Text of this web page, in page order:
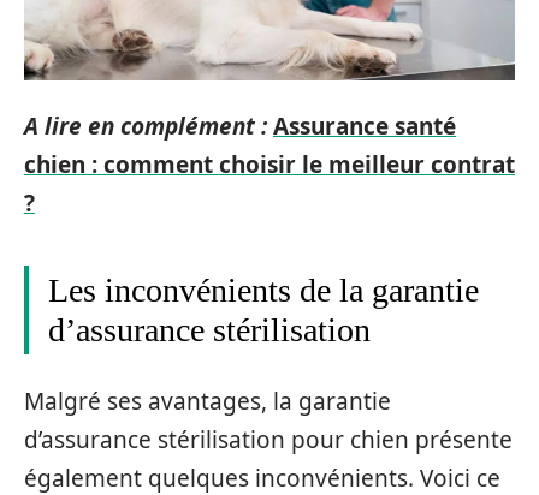
A lire en complément :Assurance santé
chien : comment choisir le meilleur contrat
?
Les inconvénients de la garantie
d’assurance stérilisation
Malgré ses avantages, la garantie
d’assurance stérilisation pour chien présente
également quelques inconvénients. Voici ce